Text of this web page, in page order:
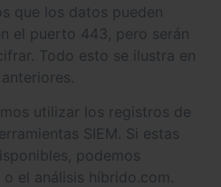
que los datos pueden
el puerto 443, pero serán
Todo esto se ilustra en
utilizar los registros de
SIEM. Si estas
podemos
el análisis híbrido.com.